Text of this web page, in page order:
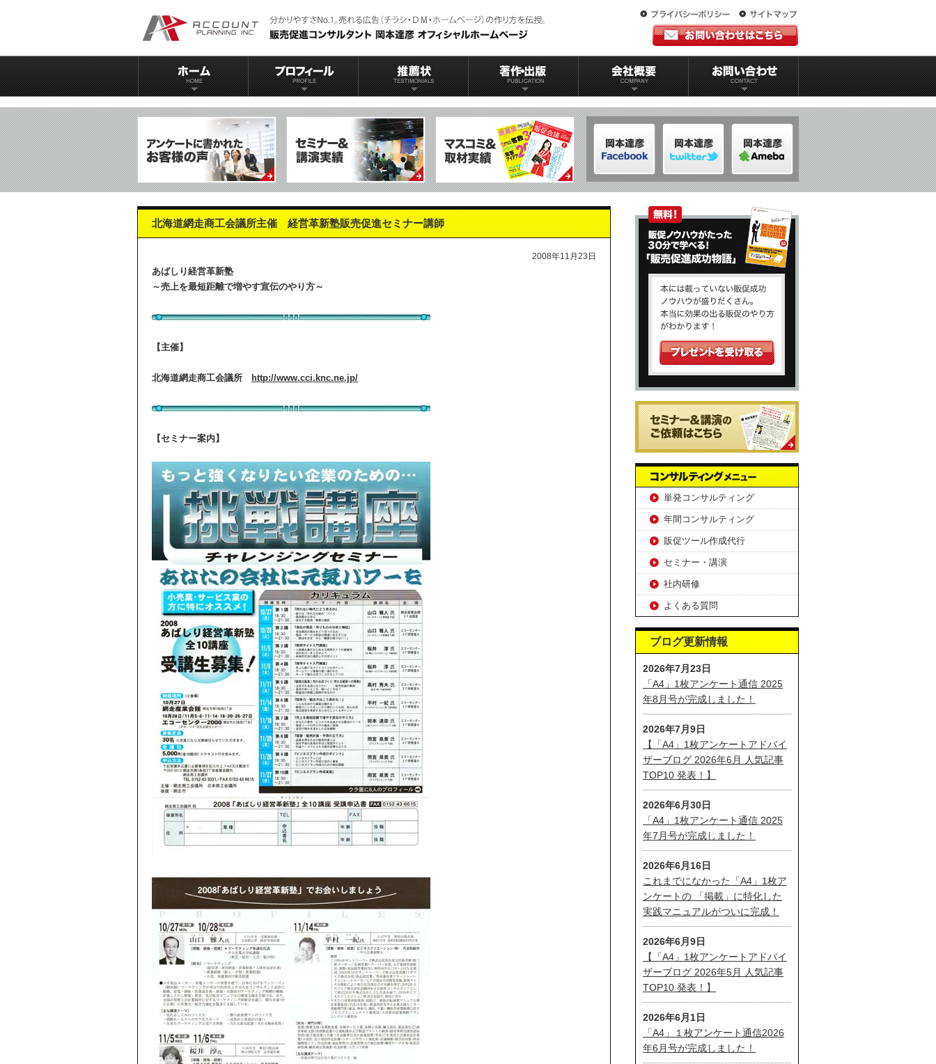
北海道網走商工会議所主催 経営革新塾販売促進セミナー講師
2008年11月23日
あばしり経営革新塾
～売上を最短距離で増やす宣伝のやり方～
【主催】
北海道網走商工会議所 http://www.cci.knc.ne.jp/
【セミナー案内】
単発コンサルティング
年間コンサルティング
販促ツール作成代行
セミナー・講演
社内研修
よくある質問
ブログ更新情報
2026年7月23日
「A4」1枚アンケート通信 2025
年8月号が完成しました！
2026年7月9日
【「A4」1枚アンケートアドバイ
ザーブログ 2026年6月 人気記事
TOP10 発表！】
2026年6月30日
「A4」1枚アンケート通信 2025
年7月号が完成しました！
2026年6月16日
これまでになかった「A4」1枚ア
ンケートの 「掲載」に特化した
実践マニュアルがついに完成！
2026年6月9日
【「A4」1枚アンケートアドバイ
ザーブログ 2026年5月 人気記事
TOP10 発表！】
2026年6月1日
「A4」１枚アンケート通信2026
年6月号が完成しました！